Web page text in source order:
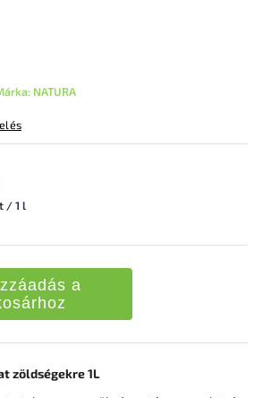
NATURA
/ 1 l
a
zöldségekre 1L